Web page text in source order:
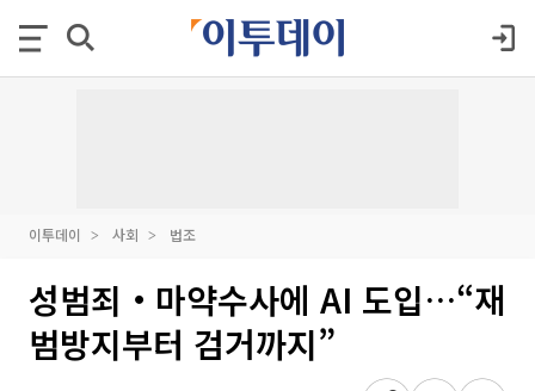
이투데이 사회 법조
성범죄‧마약수사에 AI 도입…“재
범방지부터 검거까지”